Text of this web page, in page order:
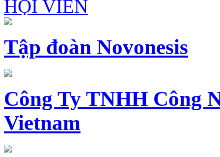
HỘI VIÊN
Tập đoàn Novonesis
Công Ty TNHH Công
Vietnam